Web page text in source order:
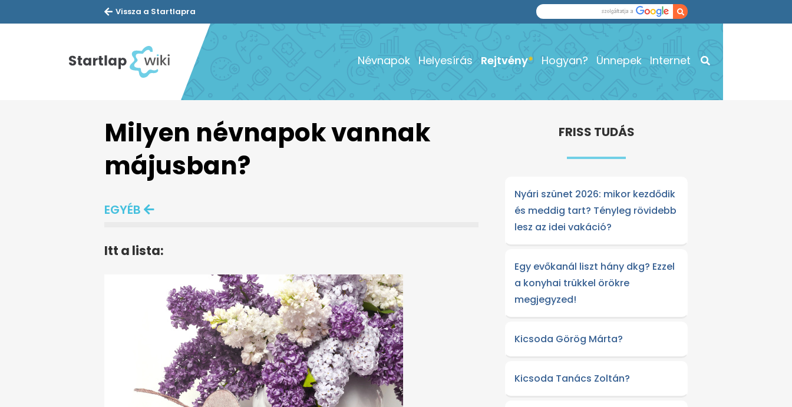
Vissza a Startlapra
Névnapok Helyesírás Rejtvény Hogyan? Ünnepek Internet
Milyen névnapok vannak
májusban?
EGYÉB
Itt a lista:
FRISS TUDÁS
Nyári szünet 2026: mikor kezdődik
és meddig tart? Tényleg rövidebb
lesz az idei vakáció?
Egy evőkanál liszt hány dkg? Ezzel
a konyhai trükkel örökre
megjegyzed!
Kicsoda Görög Márta?
Kicsoda Tanács Zoltán?